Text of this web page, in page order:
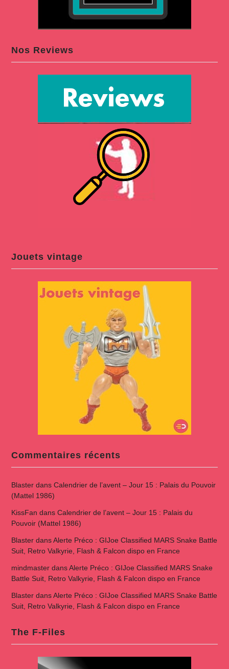
Nos Reviews
Jouets vintage
Commentaires récents
Blasterdans Calendrier de l’avent – Jour 15 : Palais du Pouvoir
(Mattel 1986)
KissFan dans Calendrier de l’avent – Jour 15 : Palais du
Pouvoir (Mattel 1986)
BlasterdansAlerte Préco : GIJoe Classified MARS Snake Battle
Suit, Retro Valkyrie, Flash & Falcon dispo en France
mindmasterdansAlerte Préco : GIJoe Classified MARS Snake
Battle Suit, Retro Valkyrie, Flash & Falcon dispo en France
BlasterdansAlerte Préco : GIJoe Classified MARS Snake Battle
Suit, Retro Valkyrie, Flash & Falcon dispo en France
The F-Files